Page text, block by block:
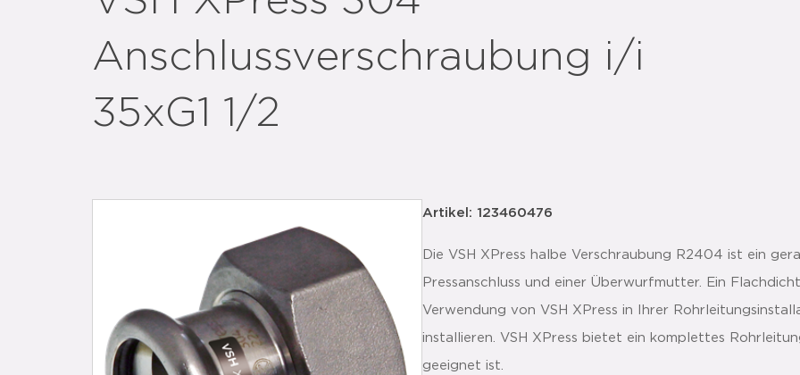
Anschlussverschraubung i/i
35xG1 1/2
Artikel: 123460476
Die VSH XPress halbe Verschraubung R2404 ist ein
Pressanschluss und einer Überwurfmutter. Ein
Verwendung von VSH XPress in Ihrer
installieren. VSH XPress bietet ein komplettes
geeignet ist.